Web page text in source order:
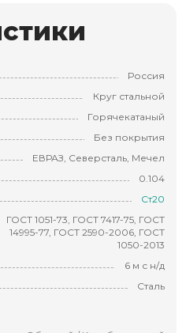
Россия
Круг стальной
Горячекатаный
Без покрытия
ЕВРАЗ, Северсталь, Мечел
0.104
Ст20
ГОСТ 1051-73, ГОСТ 7417-75, ГОСТ
14995-77, ГОСТ 2590-2006, ГОСТ
1050-2013
6 м с н/д
Сталь